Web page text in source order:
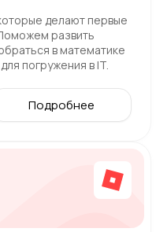
делают первые
развить
в математике
погружения в IT.
Подробнее